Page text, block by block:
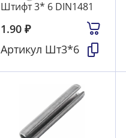
Штифт 3* 6 DIN1481
1.90₽
Артикул Шт3*6